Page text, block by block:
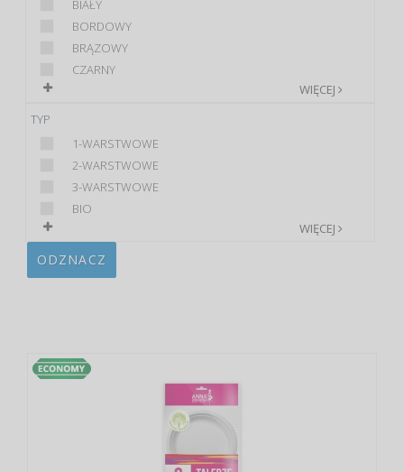
BIAŁY
BORDOWY
BRĄZOWY
CZARNY
WIĘCEJ
TYP
1-WARSTWOWE
2-WARSTWOWE
3-WARSTWOWE
BIO
WIĘCEJ
ODZNACZ